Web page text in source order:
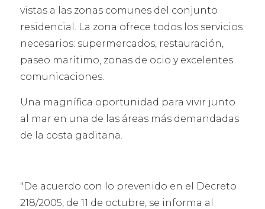
vistas a las zonas comunes del conjunto
residencial. La zona ofrece todos los servicios
necesarios: supermercados, restauración,
paseo marítimo, zonas de ocio y excelentes
comunicaciones.
Una magnífica oportunidad para vivir junto
al mar en una de las áreas más demandadas
de la costa gaditana.
"De acuerdo con lo prevenido en el Decreto
218/2005, de 11 de octubre, se informa al